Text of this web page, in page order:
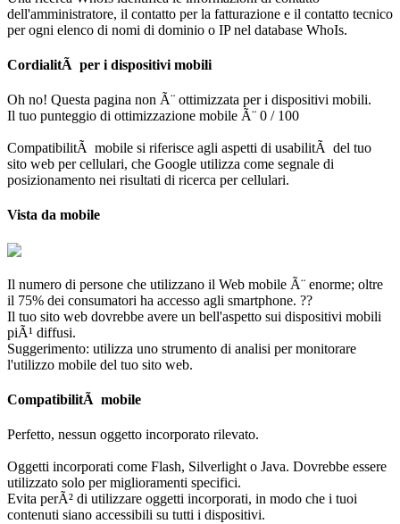
dell'amministratore, il contatto per la fatturazione e il contatto tecnico
per ogni elenco di nomi di dominio o IP nel database WhoIs.
CordialitÃ per i dispositivi mobili
Oh no! Questa pagina non Ã¨ ottimizzata per i dispositivi mobili.
Il tuo punteggio di ottimizzazione mobile Ã¨ 0 / 100
CompatibilitÃ mobile si riferisce agli aspetti di usabilitÃ del tuo
sito web per cellulari, che Google utilizza come segnale di
posizionamento nei risultati di ricerca per cellulari.
Vista da mobile
Il numero di persone che utilizzano il Web mobile Ã¨ enorme; oltre
il 75% dei consumatori ha accesso agli smartphone. ??
Il tuo sito web dovrebbe avere un bell'aspetto sui dispositivi mobili
piÃ¹ diffusi.
Suggerimento: utilizza uno strumento di analisi per monitorare
l'utilizzo mobile del tuo sito web.
CompatibilitÃ mobile
Perfetto, nessun oggetto incorporato rilevato.
Oggetti incorporati come Flash, Silverlight o Java. Dovrebbe essere
utilizzato solo per miglioramenti specifici.
Evita perÃ² di utilizzare oggetti incorporati, in modo che i tuoi
contenuti siano accessibili su tutti i dispositivi.